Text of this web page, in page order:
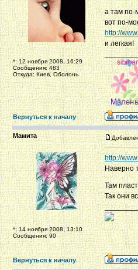
*: 12 ноября 2008, 16:29
Сообщения: 483
Откуда: Киев, Оболонь
а там по-
вот по-
http://
и легкая!
Вернуться к началу
Мамита
*: 14 ноября 2008, 13:10
Сообщения: 90
http://
Наверно
Там
Так они
Вернуться к началу